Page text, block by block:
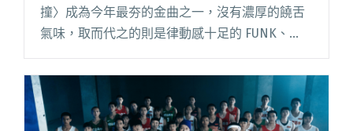
撞〉成為今年最夯的金曲之一，沒有濃厚的饒舌
氣味，取而代之的則是律動感十足的 FUNK、
DISCO，甚至是藍調以及電子元素。李英宏的新
專輯不但掀起了新式台語音樂風潮，80 年代的復
古美學也隨之席捲而來，閱讀全文 "〈台北直直
撞〉掀起 Remix 風潮 原唱李英宏直直撞進台北北